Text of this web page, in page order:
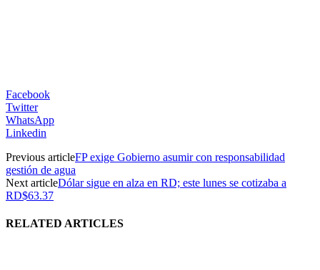
Facebook
Twitter
WhatsApp
Linkedin
Previous articleFP exige Gobierno asumir con responsabilidad
gestión de agua
Next articleDólar sigue en alza en RD; este lunes se cotizaba a
RD$63.37
RELATED ARTICLES